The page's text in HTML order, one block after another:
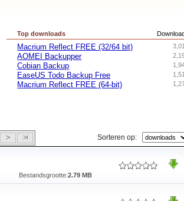
Top downloads
Macrium Reflect FREE (32/64 bit)
AOMEI Backupper
Cobian Backup
EaseUS Todo Backup Free
Macrium Reflect FREE (64-bit)
Sorteren op:
Bestandsgrootte:2.79 MB